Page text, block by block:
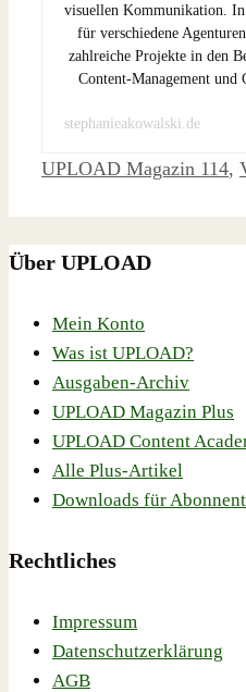
visuellen Kommunikation.
für verschiedene
zahlreiche Projekte in den
Content-Management und
stephanieakowalski.de
Schlagwörter
UPLOAD Magazin 114,
Über UPLOAD
Mein Konto
Was ist UPLOAD?
Ausgaben-Archiv
UPLOAD Magazin Plus
UPLOAD Content
Alle Plus-Artikel
Downloads für
Rechtliches
Impressum
Datenschutzerklärung
AGB